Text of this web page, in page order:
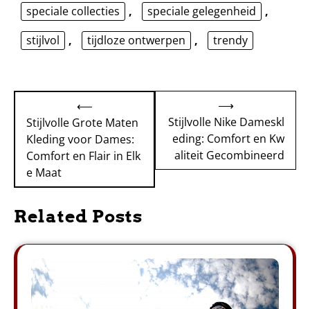
speciale collecties
, speciale gelegenheid
,
stijlvol
, tijdloze ontwerpen , trendy
navigatie
⟵
Stijlvolle Grote Maten
Kleding voor Dames:
Comfort en Flair in Elk
e Maat
Stijlvolle Nike Dameskl
eding: Comfort en Kw
aliteit Gecombineerd
⟶
Related Posts